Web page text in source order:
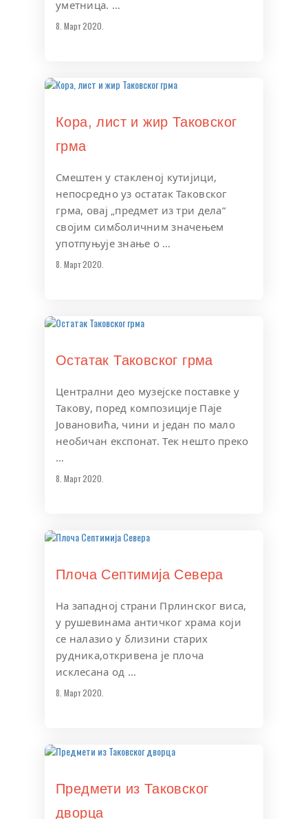
уметница. …
8. Март 2020.
Кора, лист и жир Таковског
грма
Смештен у стакленој кутијици,
непосредно уз остатак Таковског
грма, овај „предмет из три дела“
својим симболичним значењем
употпуњује знање о …
8. Март 2020.
Остатак Таковског грма
Централни део музејске поставке у
Такову, поред композиције Паје
Јовановића, чини и један по мало
необичан експонат. Тек нешто преко
…
8. Март 2020.
Плоча Септимија Севера
На западној страни Прлинског виса,
у рушевинама античког храма који
се налазио у близини старих
рудника,откривена је плоча
исклесана од …
8. Март 2020.
Предмети из Таковског
дворца